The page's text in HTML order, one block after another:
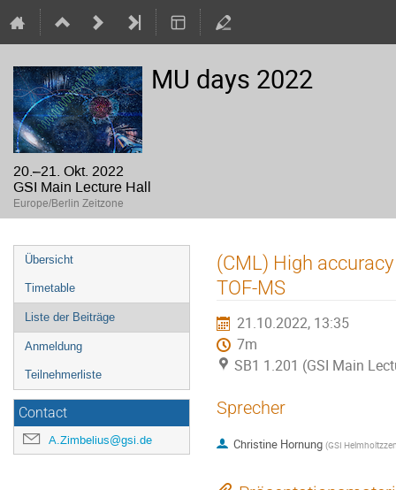
MU days 2022
20.–21. Okt. 2022
GSI Main Lecture Hall
Europe/Berlin Zeitzone
Veranstaltungsmenü
Übersicht
Timetable
Liste der Beiträge
Anmeldung
Teilnehmerliste
Contact
A.Zimbelius@gsi.de
(CML) High
TOF-MS
21.10.2022, 13:35
7m
SB1 1.201 (GSI Main
Sprecher
Christine Hornung (GSI